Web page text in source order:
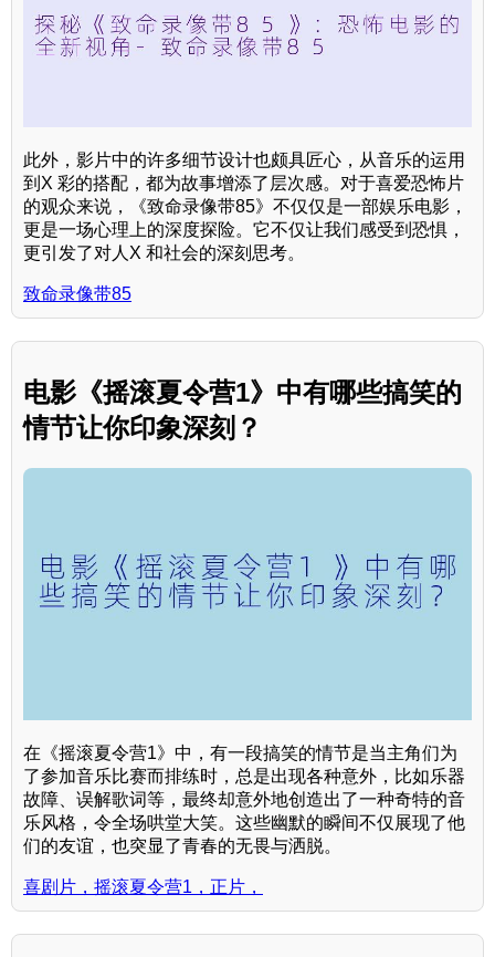
此外，影片中的许多细节设计也颇具匠心，从音乐的运用
到X 彩的搭配，都为故事增添了层次感。对于喜爱恐怖片
的观众来说，《致命录像带85》不仅仅是一部娱乐电影，
更是一场心理上的深度探险。它不仅让我们感受到恐惧，
更引发了对人X 和社会的深刻思考。
致命录像带85
电影《摇滚夏令营1》中有哪些搞笑的
情节让你印象深刻？
在《摇滚夏令营1》中，有一段搞笑的情节是当主角们为
了参加音乐比赛而排练时，总是出现各种意外，比如乐器
故障、误解歌词等，最终却意外地创造出了一种奇特的音
乐风格，令全场哄堂大笑。这些幽默的瞬间不仅展现了他
们的友谊，也突显了青春的无畏与洒脱。
喜剧片，摇滚夏令营1，正片，